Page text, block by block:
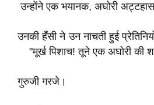
उन्होंने एक भयानक, अघोरी
उनकी हँसी ने उन नाचती हुई
"मूर्ख पिशाच! तूने एक अघोरी की
गुरुजी गरजे।